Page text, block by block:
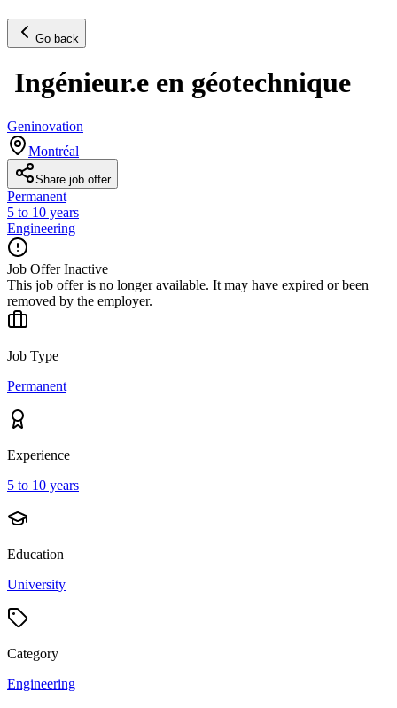
Go back
Ingénieur.e en géotechnique
Geninovation
Montréal
Share job offer
Permanent
5 to 10 years
Engineering
Job Offer Inactive
This job offer is no longer available. It may have expired or been
removed by the employer.
Job Type
Permanent
Experience
5 to 10 years
Education
University
Category
Engineering